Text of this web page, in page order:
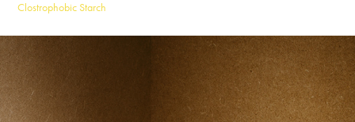
Clostrophobic Starch